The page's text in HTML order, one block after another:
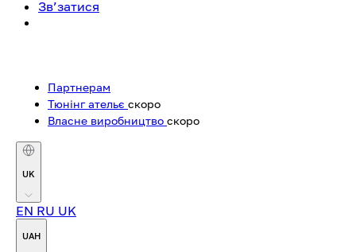
Зв’затися
Партнерам
Тюнінг ательє скоро
Власне виробництво скоро
UK
EN RU UK
UAH